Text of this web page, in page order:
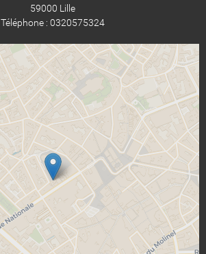
59000 Lille
Téléphone : 0320575324